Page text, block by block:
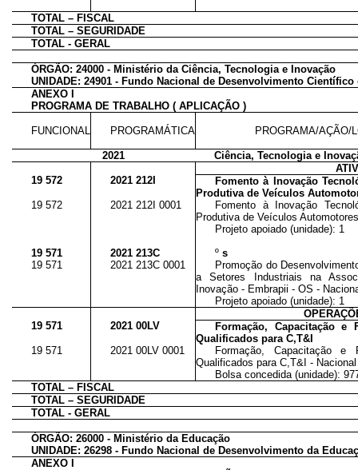
TOTAL – FISCAL
TOTAL – SEGURIDADE
TOTAL - GERAL
ÓRGÃO: 24000 - Ministério da Ciência, Tecnologia e Inovação
UNIDADE: 24901 - Fundo Nacional de Desenvolvimento
ANEXO I
PROGRAMA DE TRABALHO ( APLICAÇÃO )
FUNCIONAL PROGRAMÁTICA PROGRAMA/AÇÃO/
2021
Ciência, Tecnologia e
19 572
2021 212I
Fomento à Inovação
Produtiva de Veículos
19 572
2021 212I 0001
Fomento à Inovação
Produtiva de Veículos
Projeto apoiado (unidade): 1
19 571
2021 213C º s
19 571
2021 213C 0001
Promoção do
a Setores Industriais na
Inovação - Embrapii - OS -
Projeto apoiado (unidade): 1
19 571
2021 00LV
Formação, Capacitação e
Qualificados para C,T&I
19 571
2021 00LV 0001
Formação, Capacitação e
Qualificados para C,T&I - Nacional
Bolsa concedida (unidade):
TOTAL – FISCAL
TOTAL – SEGURIDADE
TOTAL - GERAL
ÓRGÃO: 26000 - Ministério da Educação
UNIDADE: 26298 - Fundo Nacional de Desenvolvimento da
ANEXO I